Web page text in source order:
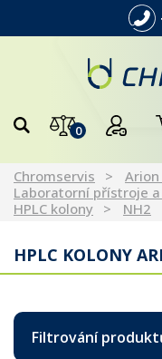
0
Chromservis
Arion
Laboratorní přístroje
HPLC kolony
NH2
HPLC KOLONY
Filtrování